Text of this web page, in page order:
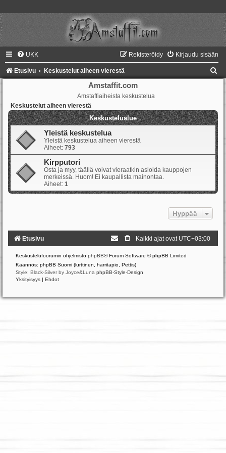
UKK Kirjaudu sisään
Rekisteröidy
Etusivu Keskustelut aiheen vierestä
Amstaffit.com
Amstaffiaiheista keskustelua
Keskustelut aiheen vierestä
Keskustelualue
Yleistä keskustelua
Yleistä keskustelua aiheen vierestä
Aiheet: 793
Kirpputori
Osta ja myy, täällä voivat vieraatkin asioida kauppojen
merkeissä. Huom! Ei kaupallista mainontaa.
Aiheet: 1
Hyppää
Etusivu Kaikki ajat ovat UTC+03:00
Keskustelufoorumin ohjelmisto phpBB® Forum Software © phpBB Limited
Käännös: phpBB Suomi (lurttinen, harritapio, Pettis)
Style: Black-Silver by Joyce&Luna phpBB-Style-Design
Yksityisyys | Ehdot